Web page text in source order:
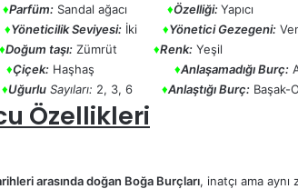
♦Parfüm: Sandal ağacı ♦Özelliği:Yapıcı
♦Yöneticilik Seviyesi: İki ♦Yönetici Gezegeni:
♦Doğum taşı: Zümrüt ♦Renk: Yeşil
♦Çiçek: Haşhaş ♦Anlaşamadığı Burç:
♦Uğurlu Sayıları: 2, 3, 6 ♦Anlaştığı Burç: Başak-
Özellikleri
​​arasında doğan Boğa Burçları, inatçı ama aynı